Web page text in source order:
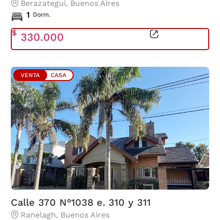
Berazategui, Buenos Aires
1 Dorm.
$ 330.000
VENTA CASA
Calle 370 N°1038 e. 310 y 311
Ranelagh, Buenos Aires